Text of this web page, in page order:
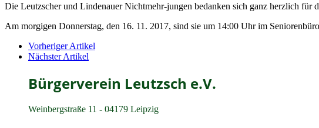
Die Leutzscher und Lindenauer Nichtmehr-jungen bedanken sich ganz herzlich für
Am morgigen Donnerstag, den 16. 11. 2017, sind sie um 14:00 Uhr im
Vorheriger Artikel
Nächster Artikel
Bürgerverein Leutzsch e.V.
Weinbergstraße 11 - 04179 Leipzig